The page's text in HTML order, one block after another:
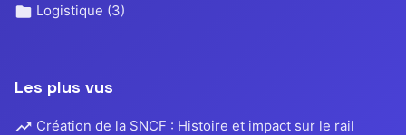
Logistique (3)
Les plus vus
Création de la SNCF : Histoire et impact sur le rail